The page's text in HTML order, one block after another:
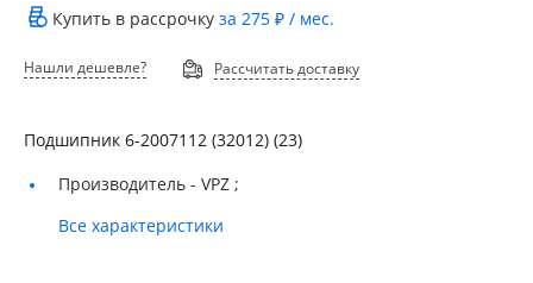
Купить в рассрочку за 275 ₽ / мес.
Нашли дешевле? Рассчитать доставку
Подшипник 6-2007112 (32012) (23)
Производитель - VPZ ;
Все характеристики